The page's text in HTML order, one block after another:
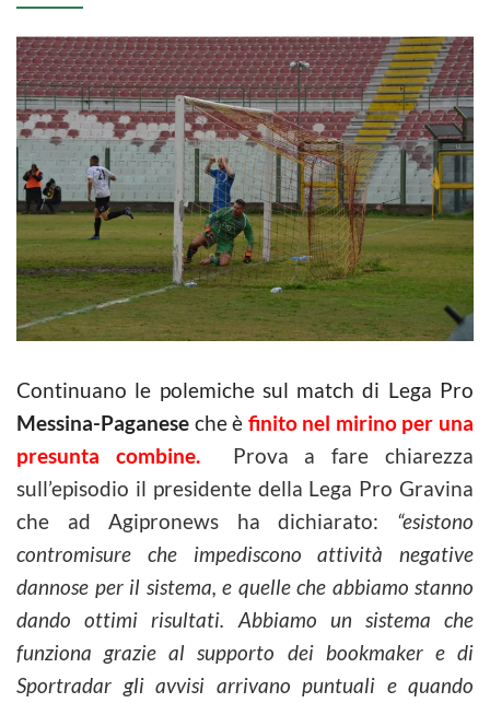
Continuano le polemiche sul match di Lega Pro
Messina-Paganese che è finito nel mirino per una
presunta combine.
Prova a fare chiarezza
sull’episodio il presidente della Lega Pro Gravina
che ad Agipronews ha dichiarato: “esistono
contromisure che impediscono attività negative
dannose per il sistema, e quelle che abbiamo stanno
dando ottimi risultati. Abbiamo un sistema che
funziona grazie al supporto dei bookmaker e di
Sportradar gli avvisi arrivano puntuali e quando